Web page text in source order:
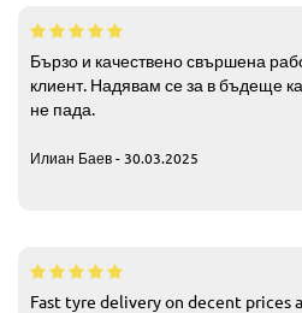
Бързо и качествено свършена
клиент. Надявам се за в бъдеще
не пада.
Илиан Баев - 30.03.2025
Fast tyre delivery on decent prices